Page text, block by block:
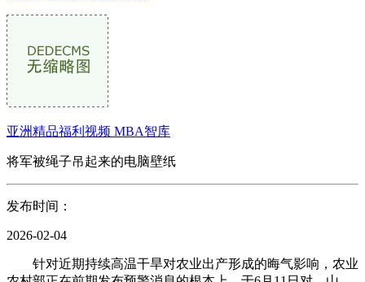
亚洲精品福利视频 MBA智库
将军被绳子吊起来的电脑壁纸
发布时间：
2026-02-04
针对近期持续高温干旱对农业出产形成的晦气影响，农业